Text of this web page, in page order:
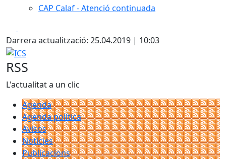
CAP Calaf - Atenció continuada
Darrera actualització: 25.04.2019 | 10:03
ICS
RSS
L'actualitat a un clic
Agenda
Agenda política
Avisos
Notícies
Publicacions